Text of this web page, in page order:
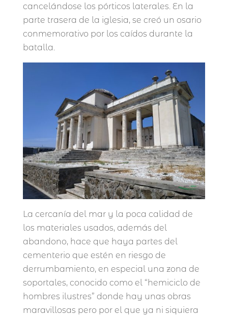
cancelándose los pórticos laterales. En la
parte trasera de la iglesia, se creó un osario
conmemorativo por los caídos durante la
batalla.
La cercanía del mar y la poca calidad de
los materiales usados, además del
abandono, hace que haya partes del
cementerio que estén en riesgo de
derrumbamiento, en especial una zona de
soportales, conocido como el “hemiciclo de
hombres ilustres” donde hay unas obras
maravillosas pero por el que ya ni siquiera